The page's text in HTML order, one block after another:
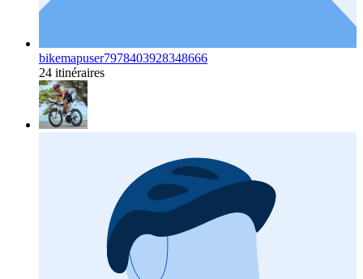
bikemapuser7978403928348666
24 itinéraires